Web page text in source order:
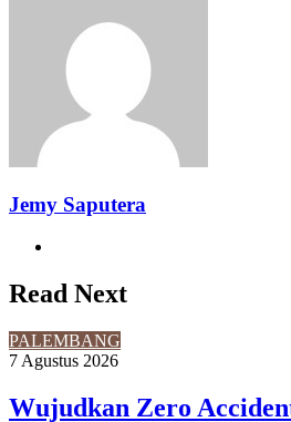
Jemy Saputera
Read Next
PALEMBANG
7 Agustus 2026
Wujudkan Zero